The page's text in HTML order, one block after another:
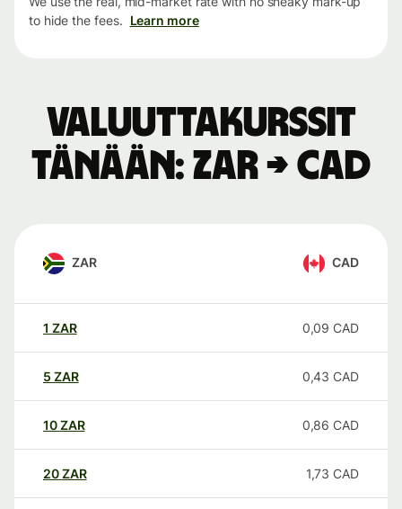
to hide the fees. Learn more
Valuuttakurssit
tänään: ZAR → CAD
ZAR CAD
1 ZAR 0,09 CAD
5 ZAR 0,43 CAD
10ZAR 0,86 CAD
20ZAR 1,73 CAD